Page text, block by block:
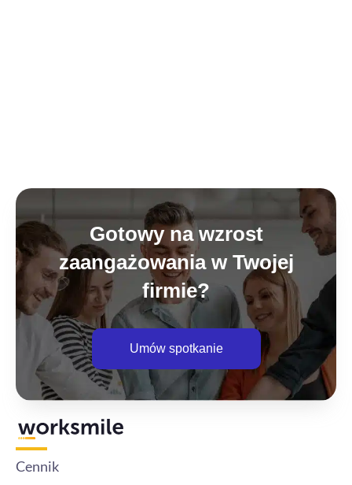
Gotowy na wzrost
zaangażowania w Twojej
firmie?
Umów spotkanie
Cennik